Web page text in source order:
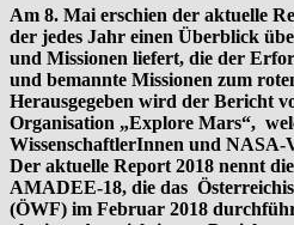
Am 8. Mai erschien der aktuelle
der jedes Jahr einen Überblick
und Missionen liefert, die der
und bemannte Missionen zum
Herausgegeben wird der Bericht
Organisation „Explore Mars“,
WissenschaftlerInnen und
Der aktuelle Report 2018 nennt
AMADEE-18, die das
(ÖWF) im Februar 2018